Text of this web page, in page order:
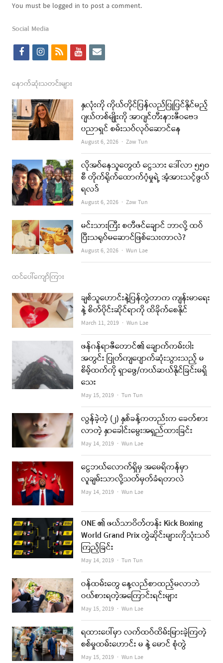
You must be logged in to post a comment.
Social Media
f
c
e
b
o
k
i
s
t
a
g
a
m
r
s
y
t
u
b
e
e
i
l
နောက်ဆုံးသတင်းများ
နှလုံးကို ကိုယ်တိုင်ပြန်လည်ပြုပြင်နိုင်မည့်
ဂျယ်တစ်မျိုးကို အာဂျင်တီးနားဇီဝဗေဒ
ပညာရှင် စမ်းသပ်လုပ်ဆောင်နေ
August 6, 2026 Author
Zaw Tun
လိုအပ်နေသူတွေထံ ငွေသား ဒေါ်လာ ၅၅၀
စီ တိုက်ရိုက်ထောက်ပံ့မှုရဲ့ အံ့အားသင့်ဖွယ်
ရလဒ်
August 6, 2026 Author
Zaw Tun
မင်းသားကြီး စတီဖင်ချောင် ဘာလို့ ထပ်
ပြီးသရုပ်မဆောင်ဖြစ်သေးတာလဲ?
August 6, 2026 Author
Wun Lae
ထင်ပေါ်ကျော်ကြား
ချစ်သူဟောင်းနဲ့ပြန်တွဲတာက ကျန်းမာရေး
နဲ့ စိတ်ပိုင်းဆိုင်ရာကို ထိခိုက်စေနိုင်
March 11, 2019 Author
Wun Lae
ဖန်ဂန်ရာဇီတောင်၏ ချောက်ကမ်းပါး
အတွင်း ပြုတ်ကျပျောက်ဆုံးသွားသည့် မ
စိမ့်ထက်ကို ရှာဖွေ/ကယ်ဆယ်နိုင်ခြင်းမရှိ
သေး
May 15, 2019 Author
Tun Tun
လွန်ခဲ့တဲ့ (၂) နှစ်ခန့်ကတည်းက ခေတ်စား
လာတဲ့ နှာခေါင်းမွေးအရှည်ထားခြင်း
May 14, 2019 Author
Wun Lae
ငွေဘယ်လောက်ရှိမှ အမေရိကန်မှာ
လူချမ်းသာလို့သတ်မှတ်ခံရတာလဲ
May 14, 2019 Author
Wun Lae
ONE ၏ ဖယ်သာဝိတ်တန်း Kick Boxing
World Grand Prix တွဲဆိုင်းများကိုသုံးသပ်
ကြည့်ခြင်း
May 14, 2019 Author
Tun Tun
ဝန်ထမ်းတွေ နေ့လည်စာထည့်မလာဘဲ
ဝယ်စားရတဲ့အကြောင်းရင်းများ
May 15, 2019 Author
Wun Lae
ရထားပေါ်မှာ လက်ထပ်ထိမ်းမြားခဲ့ကြတဲ့
စစ်မှုထမ်းဟောင်း မ နဲ့ မောင် စုံတွဲ
May 15, 2019 Author
Wun Lae